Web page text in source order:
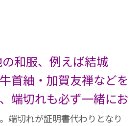
和服、例えば結城
首紬・加賀友禅などを
端切れも必ず一緒にお
。端切れが証明書代わりとなり